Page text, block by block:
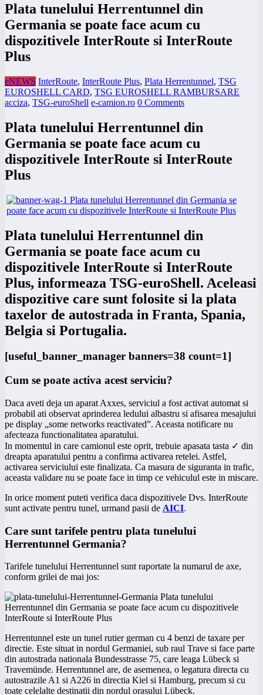
Plata tunelului Herrentunnel din
Germania se poate face acum cu
dispozitivele InterRoute si InterRoute
Plus
eNEWS InterRoute, InterRoute Plus, Plata Herrentunnel, TSG
EUROSHELL CARD, TSG EUROSHELL RAMBURSARE
acciza, TSG-euroShell e-camion.ro 0 Comments
Plata tunelului Herrentunnel din
Germania se poate face acum cu
dispozitivele InterRoute si InterRoute
Plus
Plata tunelului Herrentunnel din
Germania se poate face acum cu
dispozitivele InterRoute si InterRoute
Plus, informeaza TSG-euroShell. Aceleasi
dispozitive care sunt folosite si la plata
taxelor de autostrada in Franta, Spania,
Belgia si Portugalia.
[useful_banner_manager banners=38 count=1]
Cum se poate activa acest serviciu?
Daca aveti deja un aparat Axxes, serviciul a fost activat automat si
probabil ati observat aprinderea ledului albastru si afisarea mesajului
pe display „some networks reactivated”. Aceasta notificare nu
afecteaza functionalitatea aparatului.
In momentul in care camionul este oprit, trebuie apasata tasta ✓ din
dreapta aparatului pentru a confirma activarea retelei. Astfel,
activarea serviciului este finalizata. Ca masura de siguranta in trafic,
aceasta validare nu se poate face in timp ce vehiculul este in miscare.
In orice moment puteti verifica daca dispozitivele Dvs. InterRoute
sunt activate pentru tunel, urmand pasii de AICI.
Care sunt tarifele pentru plata tunelului
Herrentunnel Germania?
Tarifele tunelului Herrentunnel sunt raportate la numarul de axe,
conform grilei de mai jos:
Herrentunnel este un tunel rutier german cu 4 benzi de taxare per
directie. Este situat in nordul Germaniei, sub raul Trave si face parte
din autostrada nationala Bundesstrasse 75, care leaga Lübeck si
Travemünde. Herrentunnel are, de asemenea, o legatura directa cu
autostrazile A1 si A226 in directia Kiel si Hamburg, precum si cu
toate celelalte destinatii din nordul orasului Lübeck.